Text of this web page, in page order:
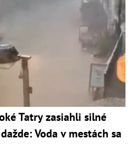
Tatry zasiahli silné
Voda v mestách sa